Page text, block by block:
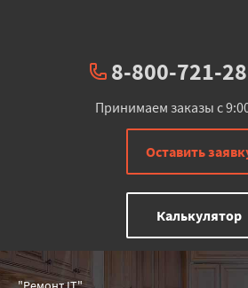
8-800-721-28
Принимаем заказы с
Оставить
Калькулятор